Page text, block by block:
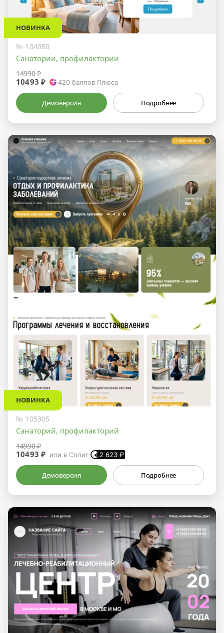
НОВИНКА
№ 104050
Санатории, профилактории
14990 ₽
10493 ₽ 420 баллов Плюса
Демоверсия Подробнее
НОВИНКА
№ 105305
Санаторий, профилакторий
14990 ₽
10493 ₽ или в Сплит 2 623 ₽
Демоверсия Подробнее